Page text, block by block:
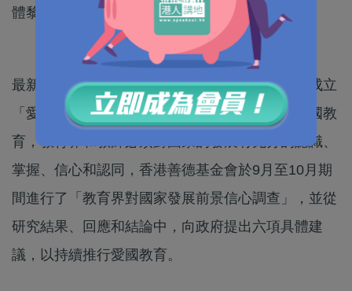
體黎講好有信心。//
最新《施政報告》提出開展「愛國主義教育」及成立
「愛國主義教育工作小組」。要配合持續推行愛國教
育，教育界和教師必須對國家的發展有充分的認識、
掌握、信心和認同，香港善德基金會於9月至10月期
間進行了「教育界對國家發展前景信心調查」，並從
研究結果、回應和結論中，向政府提出六項具體建
議，以持續推行愛國教育。